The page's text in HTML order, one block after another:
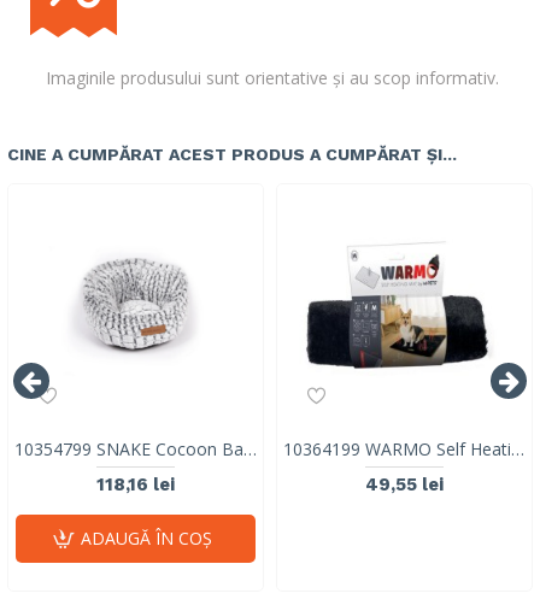
Imaginile produsului sunt orientative și au scop informativ.
CINE A CUMPĂRAT ACEST PRODUS A CUMPĂRAT ȘI...
10354799 SNAKE Cocoon Basket
118,16 lei
ADAUGĂ ÎN COŞ
10364199 WARMO Self Heating Mat M
49,55 lei